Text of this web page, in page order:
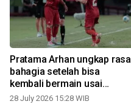
Pratama Arhan ungkap rasa
bahagia setelah bisa
kembali bermain usai
pemulihan
28 July 2026 15:28 WIB